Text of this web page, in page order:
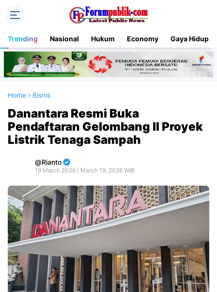
Trending Nasional Hukum Economy Gaya Hidup
Home Bisnis
Danantara Resmi Buka
Pendaftaran Gelombang II Proyek
Listrik Tenaga Sampah
Rianto
19 March 2026 | March 19, 2026 WIB